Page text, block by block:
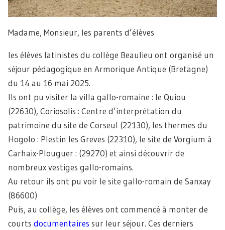
Madame, Monsieur, les parents d’élèves
les élèves latinistes du collège Beaulieu ont organisé un
séjour pédagogique en Armorique Antique (Bretagne)
du 14 au 16 mai 2025.
Ils ont pu visiter la villa gallo-romaine : le Quiou
(22630), Coriosolis : Centre d’interprétation du
patrimoine du site de Corseul (22130), les thermes du
Hogolo : Plestin les Greves (22310), le site de Vorgium à
Carhaix-Plouguer : (29270) et ainsi découvrir de
nombreux vestiges gallo-romains.
Au retour ils ont pu voir le site gallo-romain de Sanxay
(86600)
Puis, au collège, les élèves ont commencé à monter de
courts documentaires sur leur séjour. Ces derniers